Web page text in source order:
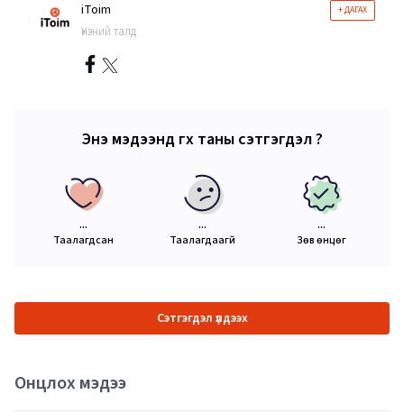
iToim + ДАГАХ
Үнэний талд
Энэ мэдээнд өгөх таны сэтгэгдэл ?
...
Таалагдсан
...
Таалагдаагүй
...
Зөв өнцөг
Сэтгэгдэл үлдээх
Онцлох мэдээ